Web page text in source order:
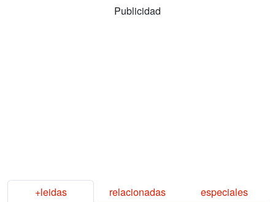
Publicidad
+leidas relacionadas
especiales